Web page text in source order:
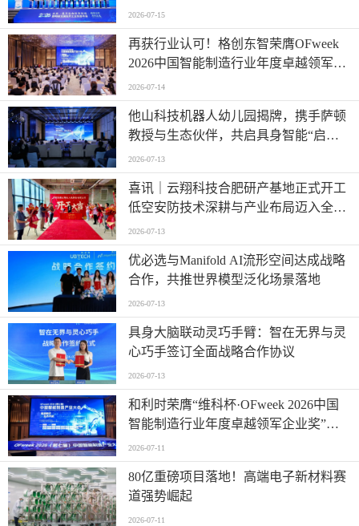
2026-07-15
再获行业认可！格创东智荣膺OFweek
2026中国智能制造行业年度卓越领军企
业奖
2026-07-14
他山科技机器人幼儿园揭牌，携手萨顿
教授与生态伙伴，共启具身智能“启蒙
时代”
2026-07-13
喜讯｜云翔科技合肥研产基地正式开工
低空安防技术深耕与产业布局迈入全新
阶段
2026-07-13
优必选与Manifold AI流形空间达成战略
合作，共推世界模型泛化场景落地
2026-07-13
具身大脑联动灵巧手臂：智在无界与灵
心巧手签订全面战略合作协议
2026-07-13
和利时荣膺“维科杯·OFweek 2026中国
智能制造行业年度卓越领军企业奖”，
以自主创新实力引领智造新浪潮
2026-07-11
80亿重磅项目落地！高端电子新材料赛
道强势崛起
2026-07-11